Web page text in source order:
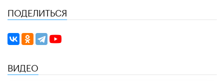
ПОДЕЛИТЬСЯ
ВИДЕО